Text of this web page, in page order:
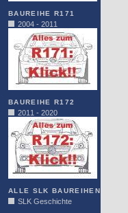
BAUREIHE R171
2004 - 2011
BAUREIHE R172
2011 - 2020
ALLE SLK BAUREIHEN
SLK Geschichte